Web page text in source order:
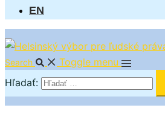
EN
Search
Toggle menu
Hľadať: